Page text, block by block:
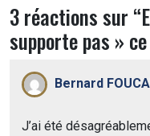
3 réactions sur “
supporte pas »
Bernard
J’ai été